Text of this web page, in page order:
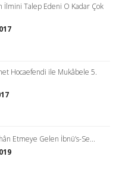
İlmini Talep Edeni O Kadar Çok
Hocaefendi ile Mukâbele 5.
Etmeye Gelen İbnü’s-Se...